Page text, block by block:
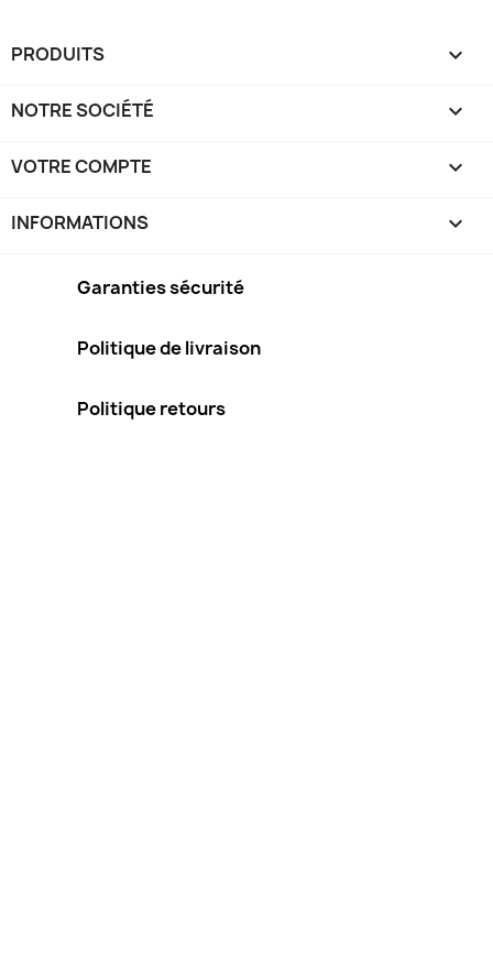
PRODUITS 
NOTRE SOCIÉTÉ 
VOTRE COMPTE 
INFORMATIONS keyboard_arrow_down
Garanties sécurité
Politique de livraison
Politique retours